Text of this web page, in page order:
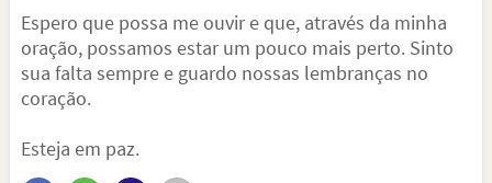
Espero que possa me ouvir e que, através da minha
oração, possamos estar um pouco mais perto. Sinto
sua falta sempre e guardo nossas lembranças no
coração.
Esteja em paz.